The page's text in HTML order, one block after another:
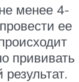
менее 4-
ее
прививать